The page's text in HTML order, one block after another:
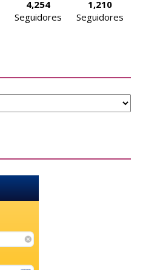
4,254
Seguidores
1,210
Seguidores